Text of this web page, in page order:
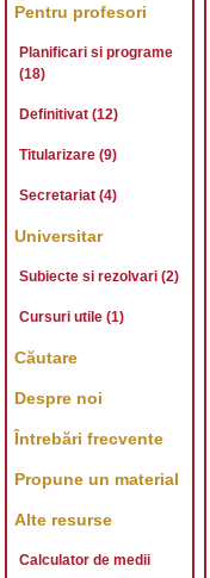
Pentru profesori
Planificari si programe
(18)
Definitivat (12)
Titularizare (9)
Secretariat (4)
Universitar
Subiecte si rezolvari (2)
Cursuri utile (1)
Căutare
Despre noi
Întrebări frecvente
Propune un material
Alte resurse
Calculator de medii